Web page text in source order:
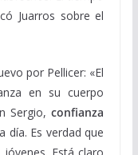
Juarros sobre el
por Pellicer: «El
en su cuerpo
Sergio,confianza
día. Es verdad que